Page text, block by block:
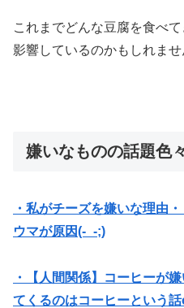
これまでどんな豆腐を食べ
影響しているのかもしれませ
嫌いなものの話題色
・私がチーズを嫌いな理由
ウマが原因(-_-;)
・【人間関係】コーヒーが
てくるのはコーヒーという